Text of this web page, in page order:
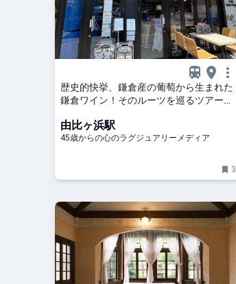
歴史的快挙、鎌倉産の葡萄から生まれた
鎌倉ワイン！そのルーツを巡るツアーに
カフェKAMAKURA WINERYで、ワインに
合わせて、ランチ、デザートを楽しんで
由比ヶ浜駅
45歳からの心のラグジュアリーメディア
3